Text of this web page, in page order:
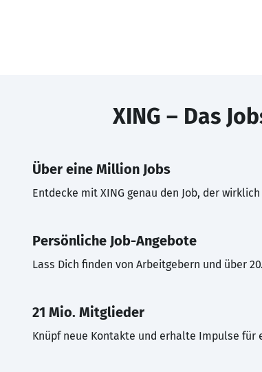
XING – Das
Über eine Million Jobs
Entdecke mit XING genau den Job, der
Persönliche Job-Angebote
Lass Dich finden von Arbeitgebern und über
21 Mio. Mitglieder
Knüpf neue Kontakte und erhalte Impulse für